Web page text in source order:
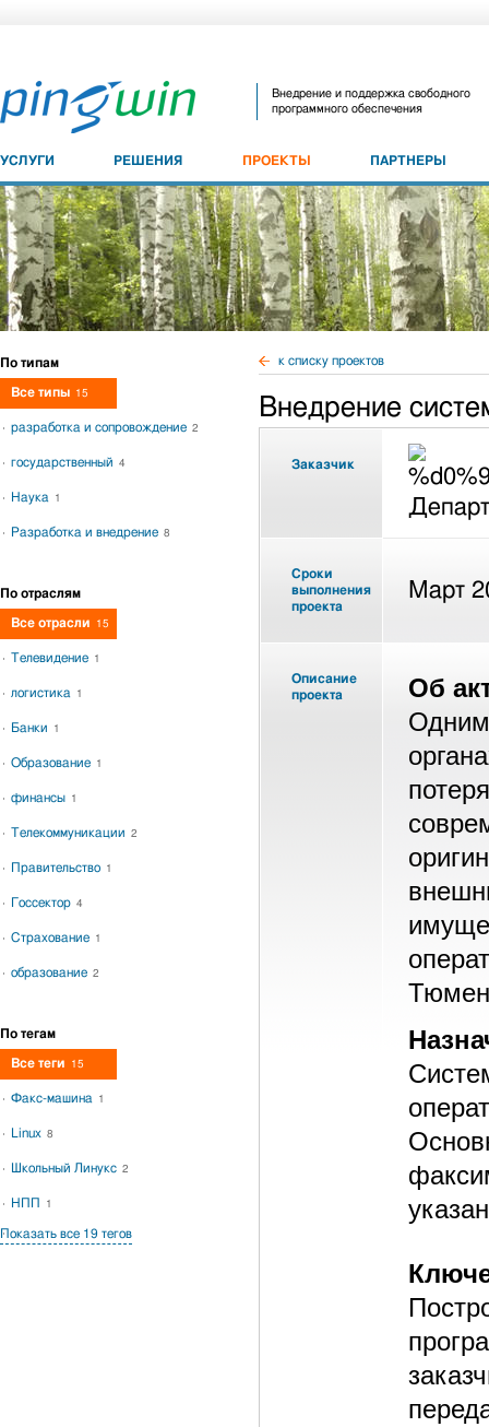
Внедрение и поддержка свободного
программного обеспечения
УСЛУГИ РЕШЕНИЯ ПРОЕКТЫ ПАРТНЕРЫ
к списку проектов
Внедрение
Заказчик
Сроки
выполнения
проекта
Март
Описание
проекта
Об
По типам
Все типы 15
разработка и сопровождение 2
государственный 4
Наука 1
Разработка и внедрение 8
По отраслям
Все отрасли 15
Телевидение 1
логистика 1
Банки 1
Образование 1
финансы 1
Телекоммуникации 2
Правительство 1
Госсектор 4
Страхование 1
образование 2
По тегам
Все теги 15
Факс-машина 1
Linux 8
Школьный Линукс 2
НПП 1
Показать все 19 тегов